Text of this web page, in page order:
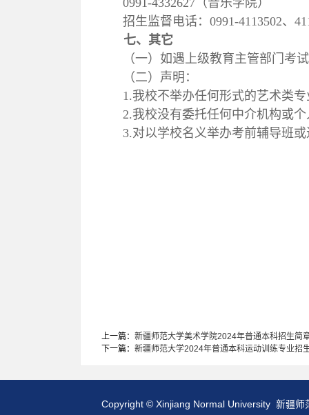
招生监督电话：0991-4113502、
七、其它
（一）如遇上级教育主管部门考
（二）声明：
1.我校不举办任何形式的艺术类
2.我校没有委托任何中介机构或
3.对以学校名义举办考前辅导班
上一篇： 新疆师范大学美术学院2024年普通本科招生简
下一篇： 新疆师范大学2024年普通本科运动训练专业招
Copyright © Xinjiang Normal University 新疆师